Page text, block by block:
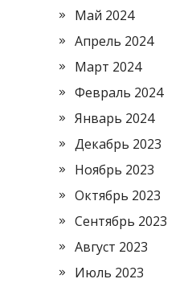
Май 2024
Апрель 2024
Март 2024
Февраль 2024
Январь 2024
Декабрь 2023
Ноябрь 2023
Октябрь 2023
Сентябрь 2023
Август 2023
Июль 2023